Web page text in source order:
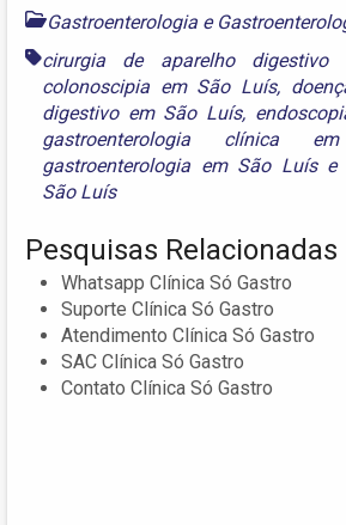
Gastroenterologia e
cirurgia de aparelho
colonoscipia em São Luís,
digestivo em São Luís,
gastroenterologia clínica
gastroenterologia em São Luíse
São Luís
Pesquisas Relacionadas
Whatsapp Clínica Só Gastro
Suporte Clínica Só Gastro
Atendimento Clínica Só Gastro
SAC Clínica Só Gastro
Contato Clínica Só Gastro